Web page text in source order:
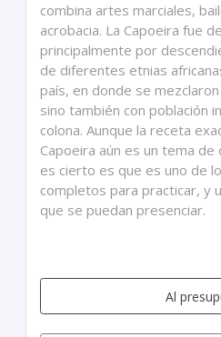
combina artes marciales,
acrobacia. La Capoeira fue
principalmente por
de diferentes etnias
país, en donde se
sino también con población
colona. Aunque la receta
Capoeira aún es un tema de
es cierto es que es uno de
completos para practicar, y
que se puedan presenciar.
Al